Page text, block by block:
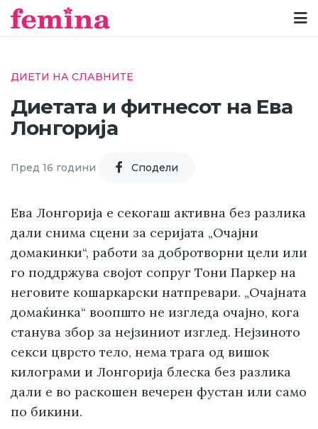
ДИЕТИ НА СЛАВНИТЕ
Диетата и фитнесот на Ева
Лонгорија
Пред 16 години Cподели
Ева Лонгорија е секогаш активна без разлика
дали снима сцени за серијата „Очајни
домакинки“, работи за добротворни цели или
го поддржува својот сопруг Тони Паркер на
неговите кошаркарски натпревари. „Очајната
домаќинка“ воопшто не изгледа очајно, кога
станува збор за нејзиниот изглед. Нејзиното
секси цврсто тело, нема трага од вишок
килограми и Лонгорија блеска без разлика
дали е во раскошен вечерен фустан или само
по бикини.